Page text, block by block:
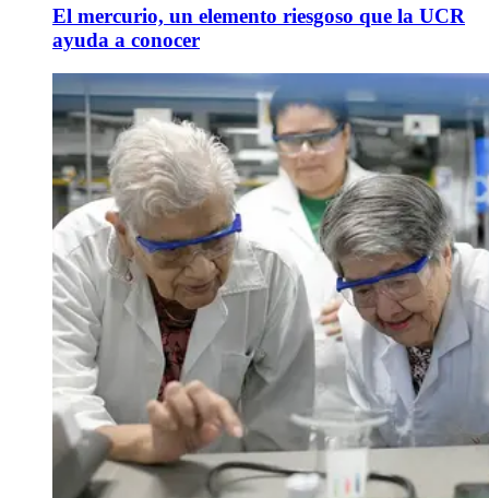
El mercurio, un elemento riesgoso que la UCR
ayuda a conocer